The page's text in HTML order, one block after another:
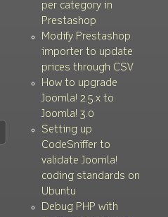
per category in
Prestashop
Modify Prestashop
importer to update
prices through CSV
How to upgrade
Joomla! 2.5.x to
Joomla! 3.0
Setting up
CodeSniffer to
validate Joomla!
coding standards on
Ubuntu
Debug PHP with